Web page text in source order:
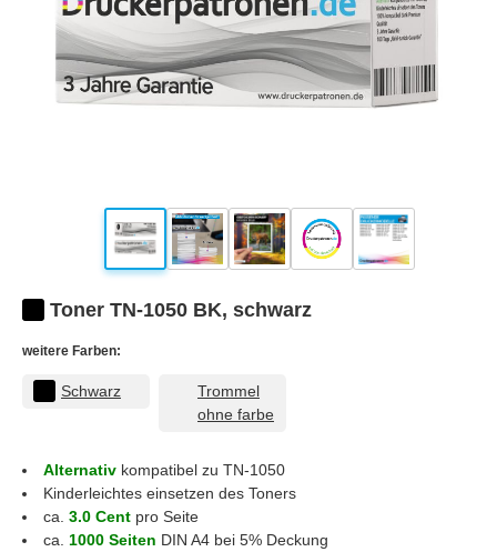
Toner TN-1050 BK, schwarz
weitere Farben:
Schwarz
Trommel
ohne farbe
Alternativ kompatibel zu TN-1050
Kinderleichtes einsetzen des Toners
ca. 3.0 Cent pro Seite
ca. 1000 Seiten DIN A4 bei 5% Deckung